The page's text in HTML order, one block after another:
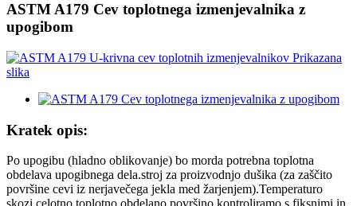
ASTM A179 Cev toplotnega izmenjevalnika z
upogibom
Kratek opis:
Po upogibu (hladno oblikovanje) bo morda potrebna toplotna
obdelava upogibnega dela.stroj za proizvodnjo dušika (za zaščito
površine cevi iz nerjavečega jekla med žarjenjem).Temperaturo